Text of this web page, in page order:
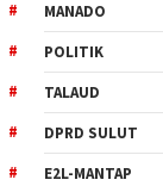
MANADO
POLITIK
TALAUD
DPRD SULUT
E2L-MANTAP